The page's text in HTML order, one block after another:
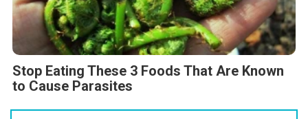
Stop Eating These 3 Foods That Are Known
to Cause Parasites